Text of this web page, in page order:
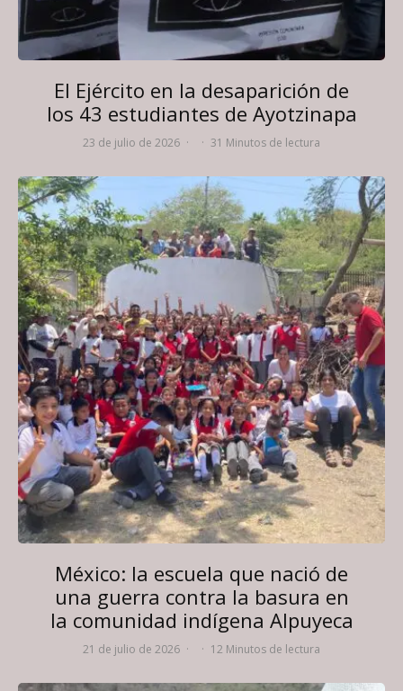
El Ejército en la desaparición de
los 43 estudiantes de Ayotzinapa
23 de julio de 2026 · · 31 Minutos de lectura
México: la escuela que nació de
una guerra contra la basura en
la comunidad indígena Alpuyeca
21 de julio de 2026 · · 12 Minutos de lectura